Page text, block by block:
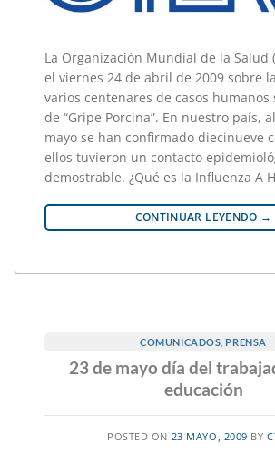
La Organización Mundial de la Salud
el viernes 24 de abril de 2009 sobre
varios centenares de casos humanos
de “Gripe Porcina”. En nuestro país,
mayo se han confirmado diecinueve
ellos tuvieron un contacto
demostrable. ¿Qué es la Influenza A
CONTINUAR LEYENDO →
COMUNICADOS ,PRENSA
23 de mayo día del
educación
POSTED ON 23 MAYO, 2009 BY